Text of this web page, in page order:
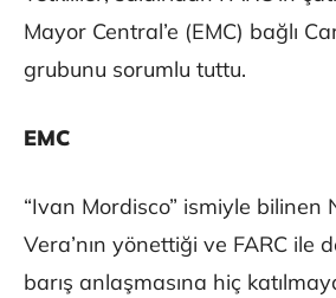
Mayor Central’e (EMC) bağlı
grubunu sorumlu tuttu.
EMC
“Ivan Mordisco” ismiyle bilinen
Vera’nın yönettiği ve FARC ile
barış anlaşmasına hiç